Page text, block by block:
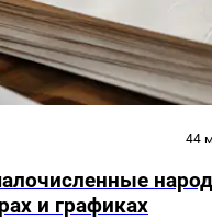
44
и графиках